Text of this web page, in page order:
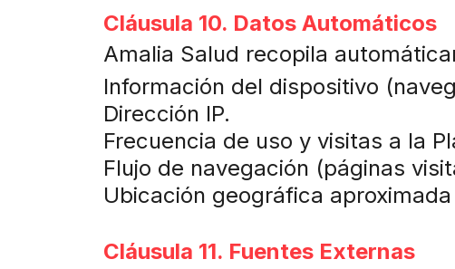
Cláusula 10. Datos Automáticos
Amalia Salud recopila
Información del dispositivo
Dirección IP.
Frecuencia de uso y visitas a la
Flujo de navegación (páginas
Ubicación geográfica
Cláusula 11. Fuentes Externas